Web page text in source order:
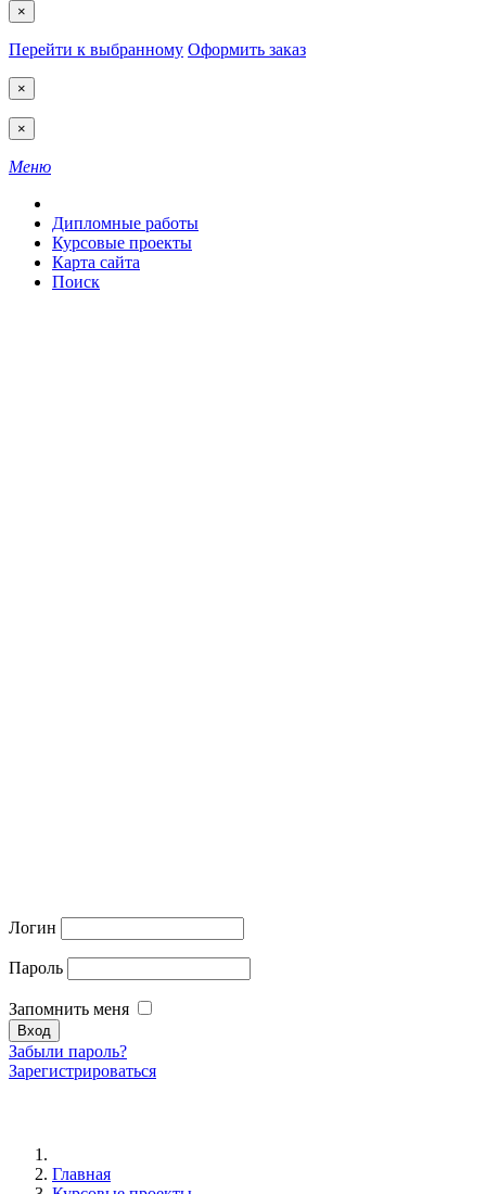
×
Перейти к выбранному Оформить заказ
×
×
Меню
Дипломные работы
Курсовые проекты
Карта сайта
Поиск
Логин
Пароль
Запомнить меня
Забыли пароль?
Зарегистрироваться
Главная